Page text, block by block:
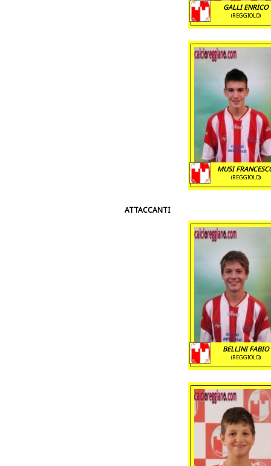
GALLI ENRICO
(REGGIOLO)
MUSI
(REGGIOLO)
ATTACCANTI
BELLINI FABIO
(REGGIOLO)